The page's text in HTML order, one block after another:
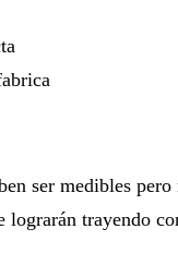
ser medibles
trayendo